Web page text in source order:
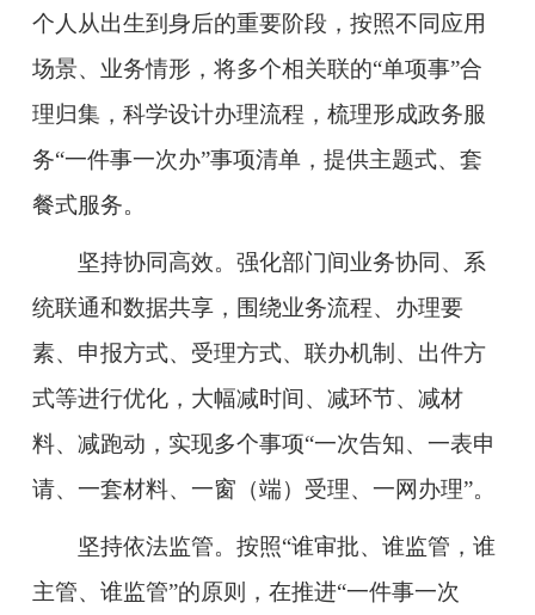
个人从出生到身后的重要阶段，按照不同应用
场景、业务情形，将多个相关联的“单项事”合
理归集，科学设计办理流程，梳理形成政务服
务“一件事一次办”事项清单，提供主题式、套
餐式服务。
坚持协同高效。强化部门间业务协同、系
统联通和数据共享，围绕业务流程、办理要
素、申报方式、受理方式、联办机制、出件方
式等进行优化，大幅减时间、减环节、减材
料、减跑动，实现多个事项“一次告知、一表申
请、一套材料、一窗（端）受理、一网办理”。
坚持依法监管。按照“谁审批、谁监管，谁
主管、谁监管”的原则，在推进“一件事一次